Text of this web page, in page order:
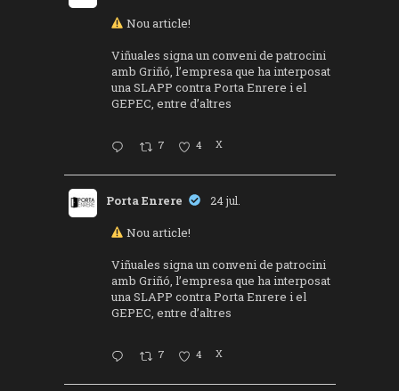
Nou article!
Viñuales signa un conveni de patrocini
amb Griñó, l’empresa que ha interposat
una SLAPP contra Porta Enrere i el
GEPEC, entre d’altres
7 4 X
Porta Enrere 24 jul.
Nou article!
Viñuales signa un conveni de patrocini
amb Griñó, l’empresa que ha interposat
una SLAPP contra Porta Enrere i el
GEPEC, entre d’altres
7 4 X